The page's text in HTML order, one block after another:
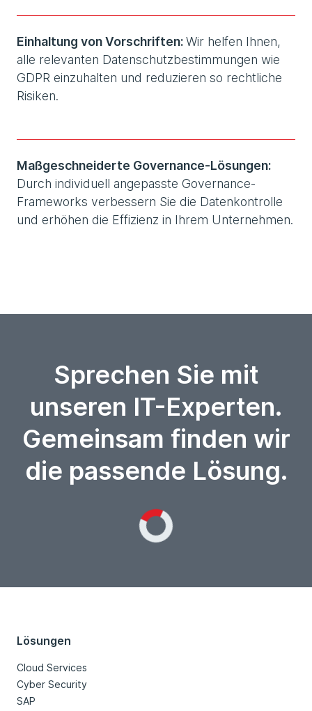
Einhaltung von Vorschriften:Wir helfen Ihnen,
alle relevanten Datenschutzbestimmungen wie
GDPR einzuhalten und reduzieren so rechtliche
Risiken.
Maßgeschneiderte Governance-Lösungen:
Durch individuell angepasste Governance-
Frameworks verbessern Sie die Datenkontrolle
und erhöhen die Effizienz in Ihrem Unternehmen.
Sprechen Sie mit
unseren IT-Experten.
Gemeinsam finden wir
die passende Lösung.
Lösungen
Cloud Services
Cyber Security
SAP